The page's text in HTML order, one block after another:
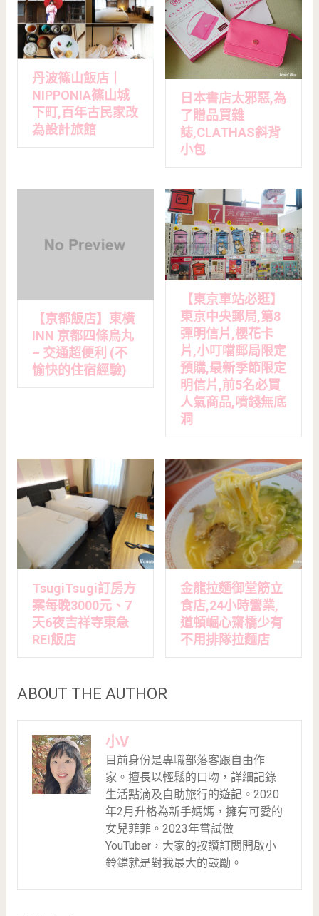
丹波篠山飯店｜
NIPPONIA篠山城
下町,百年古民家改
為設計旅館
日本書店太邪惡,為
了贈品買雜
誌,CLATHAS斜背
小包
【京都飯店】東橫
INN 京都四條烏丸
– 交通超便利 (不
愉快的住宿經驗)
【東京車站必逛】
東京中央郵局,第8
彈明信片,櫻花卡
片,小叮噹郵局限定
預購,最新季節限定
明信片,前5名必買
人氣商品,噴錢無底
洞
TsugiTsugi訂房方
案每晚3000元、7
天6夜吉祥寺東急
REI飯店
金龍拉麵御堂筋立
食店,24小時營業,
道頓崛心齋橋少有
不用排隊拉麵店
ABOUT THE AUTHOR
小V
目前身份是專職部落客跟自由作
家。擅長以輕鬆的口吻，詳細記錄
生活點滴及自助旅行的遊記。2020
年2月升格為新手媽媽，擁有可愛的
女兒菲菲。2023年嘗試做
YouTuber，大家的按讚訂閱開啟小
鈴鐺就是對我最大的鼓勵。